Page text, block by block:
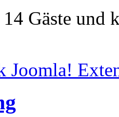
Gäste und
Joomla!